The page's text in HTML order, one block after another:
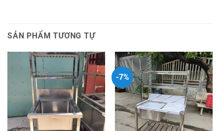
SẢN PHẨM TƯƠNG TỰ
-7%